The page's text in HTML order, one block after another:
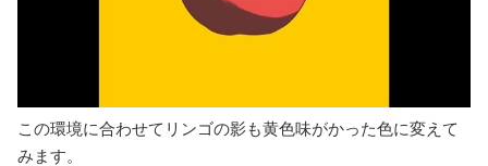
この環境に合わせてリンゴの影も黄色味がかった色に変えて
みます。